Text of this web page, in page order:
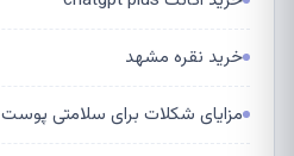
خرید نقره مشهد
مزایای شکلات برای سلامتی پوست